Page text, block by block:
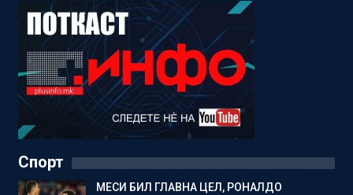
Спорт
МЕСИ БИЛ ГЛАВНА ЦЕЛ, РОНАЛДО